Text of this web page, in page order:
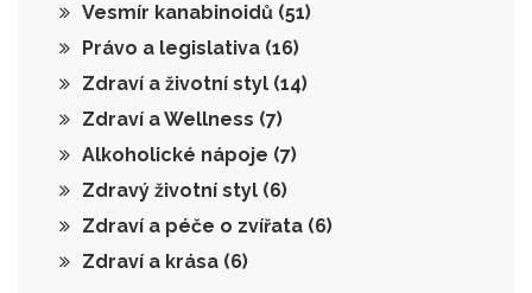
Vesmír kanabinoidů (51)
Právo a legislativa (16)
Zdraví a životní styl (14)
Zdraví a Wellness (7)
Alkoholické nápoje (7)
Zdravý životní styl (6)
Zdraví a péče o zvířata (6)
Zdraví a krása (6)